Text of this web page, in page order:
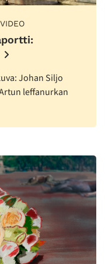
Johan Siljo
leffanurkan